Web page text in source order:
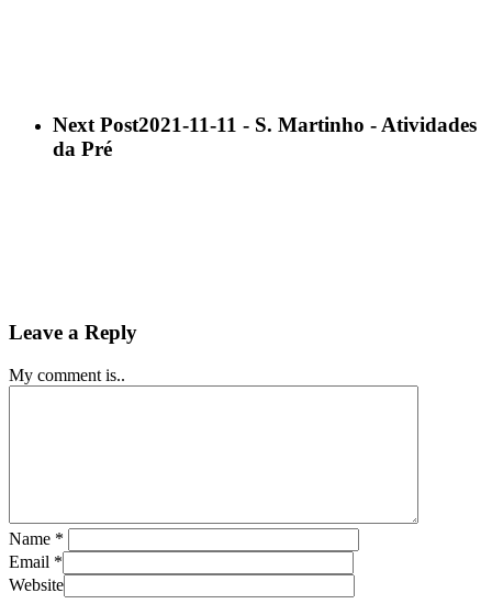
Next Post2021-11-11 - S. Martinho - Atividades
da Pré
Leave a Reply
My comment is..
Name *
Email *
Website